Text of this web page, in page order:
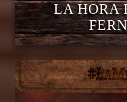
LA HORA